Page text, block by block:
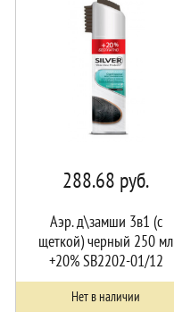
288.68 руб.
Аэр. д\замши 3в1 (с
щеткой) черный 250 мл
+20% SB2202-01/12
Нет в наличии